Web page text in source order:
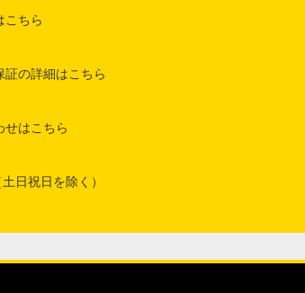
こちら
証の詳細はこちら
せはこちら
日祝日を除く）